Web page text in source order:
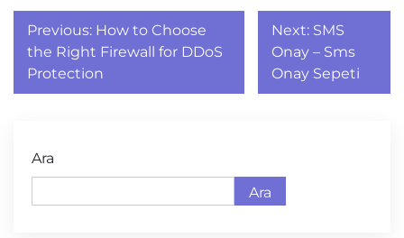
Yazı
gezinmesi
Previous: How to Choose
the Right Firewall for DDoS
Protection
Next: SMS
Onay – Sms
Onay Sepeti
Ara
Ara